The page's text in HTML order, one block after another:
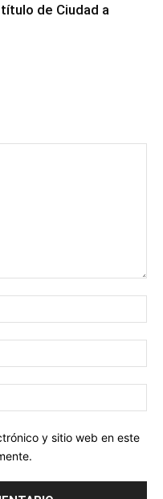
de Ciudad a
y sitio web en este